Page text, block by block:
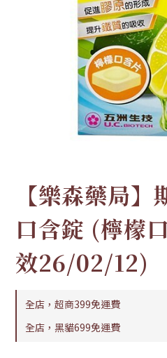
【樂森藥局
口含錠 (檸檬
效26/02/12)
全店，超商399免運費
全店，黑貓699免運費